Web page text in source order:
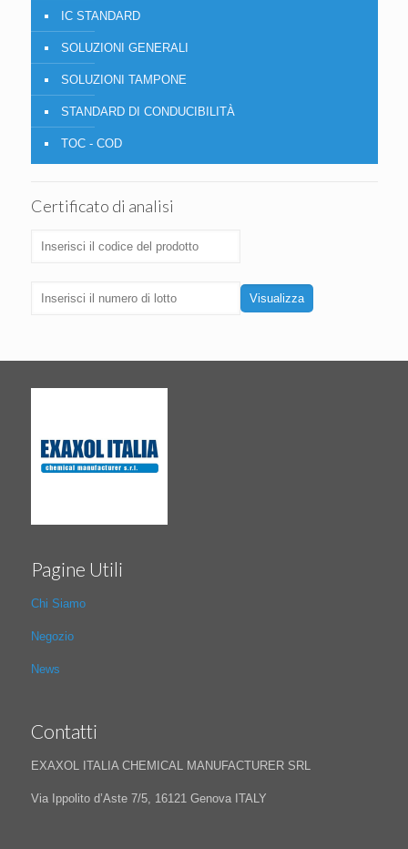
IC STANDARD
SOLUZIONI GENERALI
SOLUZIONI TAMPONE
STANDARD DI CONDUCIBILITÀ
TOC - COD
Certificato di analisi
Visualizza
Pagine Utili
Chi Siamo
Negozio
News
Contatti
EXAXOL ITALIA CHEMICAL MANUFACTURER SRL
Via Ippolito d’Aste 7/5, 16121 Genova ITALY